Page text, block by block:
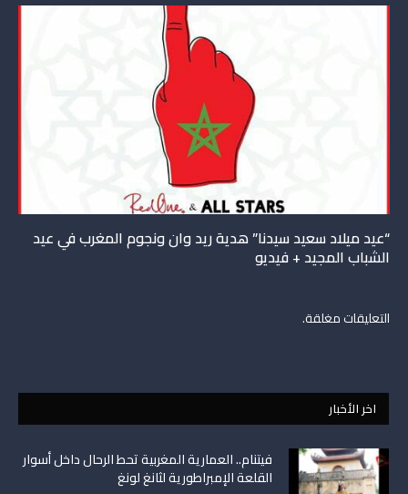
“عيد ميلاد سعيد سيدنا” هدية ريد وان ونجوم المغرب في عيد
الشباب المجيد + فيديو
التعليقات مغلقة.
اخر الأخبار
فيتنام.. العمارية المغربية تحط الرحال داخل أسوار
القلعة الإمبراطورية لثانغ لونغ